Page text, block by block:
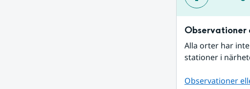
Observationer
Alla orter har
stationer i
Observationer